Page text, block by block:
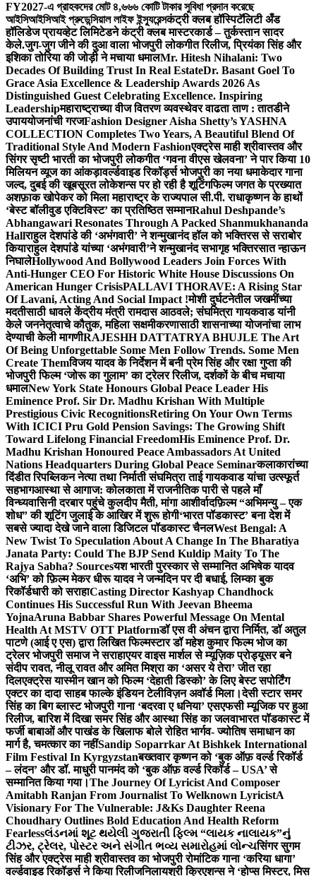
FY2027-এ গ্রাহকদের মোট ৪,৬৬৬ কোটি টাকার সুবিধা প্রদান করেছে
আইসিআইসিআই প্রুডেন্সিয়াল লাইফ ইন্স্যুরেন্সकंट्री क्लब हॉस्पिटॅलिटी अँड
हॉलिडेज प्रायव्हेट लिमिटेडने कंट्री क्लब मास्टरकार्ड – तुर्कस्तान सादर
केले.जुग-जुग जीने की दुआ वाला भोजपुरी लोकगीत रिलीज, प्रियंका सिंह और
इशिका तोरिया की जोड़ी ने मचाया धमालMr. Hitesh Nihalani: Two
Decades Of Building Trust In Real EstateDr. Basant Goel To
Grace Asia Excellence & Leadership Awards 2026 As
Distinguished Guest Celebrating Excellence. Inspiring
Leadershipमहाराष्ट्राच्या वीज वितरण व्यवस्थेवर वाढता ताण : तातडीने
उपाययोजनांची गरजFashion Designer Aisha Shetty’s YASHNA
COLLECTION Completes Two Years, A Beautiful Blend Of
Traditional Style And Modern Fashionएक्ट्रेस माही श्रीवास्तव और
सिंगर सृष्टी भारती का भोजपुरी लोकगीत ‘गवना वीएस खेलवना’ ने पार किया 10
मिलियन व्यूज का आंकड़ावर्ल्डवाइड रिकॉर्ड्स भोजपुरी का नया धमाकेदार गाना
जल्द, दुबई की खूबसूरत लोकेशन्स पर हो रही है शूटिंगफिल्म जगत के प्रख्यात
अशफ़ाक खोपेकर को मिला महाराष्ट्र के राज्यपाल सी.पी. राधाकृष्णन के हाथों
‘बेस्ट बॉलीवुड एक्टिविस्ट’ का प्रतिष्ठित सम्मानRahul Deshpande’s
Abhangawari Resonates Through A Packed Shanmukhananda
Hallराहुल देशपांडे की ‘अभंगवारी’ ने शन्मुखानंद हॉल को भक्तिरस से सराबोर
कियाराहुल देशपांडे यांच्या ‘अभंगवारी’ने शन्मुखानंद सभागृह भक्तिरसात न्हाऊन
निघालेHollywood And Bollywood Leaders Join Forces With
Anti-Hunger CEO For Historic White House Discussions On
American Hunger CrisisPALLAVI THORAVE: A Rising Star
Of Lavani, Acting And Social Impact !मोशी दुर्घटनेतील जखमींच्या
मदतीसाठी धावले केंद्रीय मंत्री रामदास आठवले; संघमित्रा गायकवाड यांनी
केले जननेतृत्वाचे कौतुक, महिला सक्षमीकरणासाठी शासनाच्या योजनांचा लाभ
देण्याची केली मागणीRAJESHH DATTATRYA BHUJLE The Art
Of Being Unforgettable Some Men Follow Trends. Some Men
Create Themविजय यादव के निर्देशन में बनी प्रेम सिंह और रक्षा गुप्ता की
भोजपुरी फिल्म ‘जोरू का गुलाम’ का ट्रेलर रिलीज, दर्शकों के बीच मचाया
धमालNew York State Honours Global Peace Leader His
Eminence Prof. Sir Dr. Madhu Krishan With Multiple
Prestigious Civic RecognitionsRetiring On Your Own Terms
With ICICI Pru Gold Pension Savings: The Growing Shift
Toward Lifelong Financial FreedomHis Eminence Prof. Dr.
Madhu Krishan Honoured Peace Ambassadors At United
Nations Headquarters During Global Peace Seminarकलाकारांच्या
दिंडीत रिपब्लिकन नेत्या तथा निर्माती संघमित्रा ताई गायकवाड यांचा उत्स्फूर्त
सहभागआस्था से आगाज: कोलकाता में राजनीतिक पारी से पहले माँ
विन्ध्यवासिनी दरबार पहुंचे कुलदीप मैती, मांगा आशीर्वादफ़िल्म “अभिमन्यु – एक
शोध” की शूटिंग जुलाई के आखिर में शुरू होगी‘भारत पॉडकास्ट’ बना देश में
सबसे ज्यादा देखे जाने वाला डिजिटल पॉडकास्ट चैनलWest Bengal: A
New Twist To Speculation About A Change In The Bharatiya
Janata Party: Could The BJP Send Kuldip Maity To The
Rajya Sabha? Sourcesयश भारती पुरस्कार से सम्मानित अभिषेक यादव
‘अभि’ को फ़िल्म मेकर धीरू यादव ने जन्मदिन पर दी बधाई, लिम्का बुक
रिकॉर्डधारी को सराहाCasting Director Kashyap Chandhock
Continues His Successful Run With Jeevan Bheema
YojnaAruna Babbar Shares Powerful Message On Mental
Health At MSTV OTT Platformडॉ एस वी अंचन द्वारा निर्मित, डॉ अतुल
पाटणे (आई ए एस) द्वारा लिखित फिल्मस्टार डॉ महेश कुमार फिल्म भोज का
ट्रेलर भोजपुरी समाज ने सराहाएयर वाइस मार्शल से म्यूज़िक प्रोड्यूसर बने
संदीप रावत, नीलू रावत और अमित मिश्रा का ‘असर ये तेरा’ जीत रहा
दिलएक्ट्रेस यास्मीन खान को फिल्म ‘देहाती डिस्को’ के लिए बेस्ट सपोर्टिंग
एक्टर का दादा साहब फाल्के इंडियन टेलीविज़न अवॉर्ड मिला।देसी स्टार समर
सिंह का बिग ब्लास्ट भोजपुरी गाना ‘बदरवा ए धनिया’ एसएफसी म्यूजिक पर हुआ
रिलीज, बारिश में दिखा समर सिंह और आस्था सिंह का जलवाभारत पॉडकास्ट में
फर्जी बाबाओं और पाखंड के खिलाफ बोले रोहित भार्गव- ज्योतिष समाधान का
मार्ग है, चमत्कार का नहींSandip Soparrkar At Bishkek International
Film Festival In Kyrgyzstanबख्तवार कृष्णन को ‘बुक ऑफ़ वर्ल्ड रिकॉर्ड
– लंदन’ और डॉ. माधुरी पानमंद को ‘बुक ऑफ़ वर्ल्ड रिकॉर्ड – USA’ से
सम्मानित किया गया।The Journey Of Lyricist And Composer
Amitabh Ranjan From Journalist To Welknown LyricistA
Visionary For The Vulnerable: J&Ks Daughter Reena
Choudhary Outlines Bold Education And Health Reform
Fearlessલંડનમાં શૂટ થયેલી ગુજરાતી ફિલ્મ “લાયક નાલાયક”નું
ટીઝર, ટ્રેલર, પોસ્ટર અને સંગીત ભવ્ય સમારોહમાં લોન્ચसिंगर सुगम
सिंह और एक्ट्रेस माही श्रीवास्तव का भोजपुरी रोमांटिक गाना ‘करिया धागा’
वर्ल्डवाइड रिकॉर्ड्स ने किया रिलीजनिलायश्री क्रिएशन्स ने ‘होप्स मिस्टर, मिस